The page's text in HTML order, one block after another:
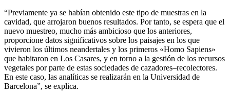
“Previamente ya se habían obtenido este tipo de muestras en la
cavidad, que arrojaron buenos resultados. Por tanto, se espera que el
nuevo muestreo, mucho más ambicioso que los anteriores,
proporcione datos significativos sobre los paisajes en los que
vivieron los últimos neandertales y los primeros «Homo Sapiens»
que habitaron en Los Casares, y en torno a la gestión de los recursos
vegetales por parte de estas sociedades de cazadores–recolectores.
En este caso, las analíticas se realizarán en la Universidad de
Barcelona”, se explica.